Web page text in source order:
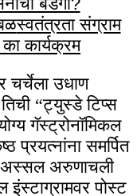
स्वतंत्रता संग्राम
कार्यक्रम
चर्चेला उधाण
“ट्युस्डे टिप्स
गॅस्ट्रोनॉमिकल
प्रयत्नांना समर्पित
अस्सल अरुणाचली
इंस्टाग्रामवर पोस्ट